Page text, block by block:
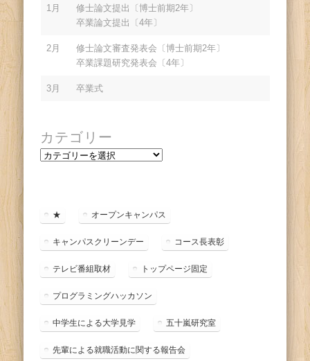
1月
修士論文提出〔博士前期2年〕
卒業論文提出〔4年〕
2月
修士論文審査発表会〔博士前期2年〕
卒業課題研究発表会〔4年〕
3月 卒業式
カテゴリー
カ
ー ★ オープンキャンパス
キャンパスクリーンデー コース長表彰
テレビ番組取材 トップページ固定
プログラミングハッカソン
中学生による大学見学 五十嵐研究室
先輩による就職活動に関する報告会